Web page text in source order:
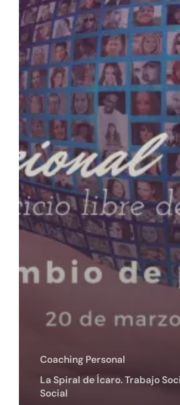
Coaching Personal
La Spiral de Ícaro. Trabajo
Social